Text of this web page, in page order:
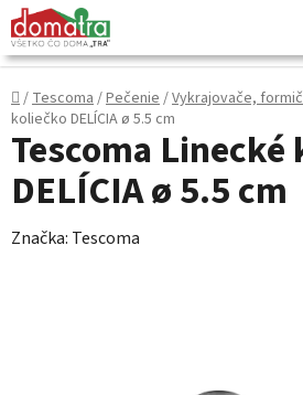
Prejsť
na
obsah
Domov
/Tescoma/Pečenie/Vykrajovače,
koliečko DELÍCIA ø 5.5 cm
Tescoma
DELÍCIA ø 5.5 cm
Značka: Tescoma